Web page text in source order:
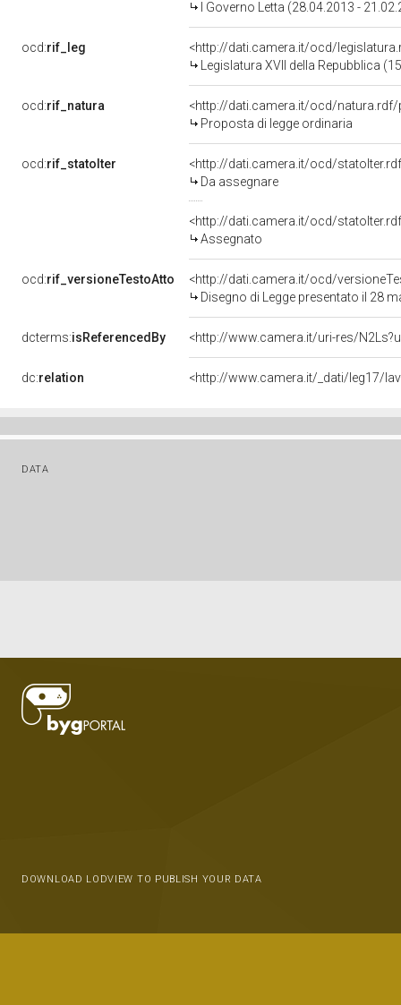
I Governo Letta (28.04.2013 -
ocd:rif_leg
<http://dati.camera.it/ocd/
Legislatura XVII della Repubblica
ocd:rif_natura
<http://dati.camera.it/ocd/natura.rdf/
Proposta di legge ordinaria
ocd:rif_statoIter
<http://dati.camera.it/ocd/
Da assegnare
<http://dati.camera.it/ocd/
Assegnato
ocd:rif_versioneTestoAtto
<http://dati.camera.it/ocd/
Disegno di Legge presentato il 28
dcterms:isReferencedBy <http://www.camera.it/uri-res/
dc:relation <http://www.camera.it/_dati/leg17/
DATA
DOWNLOAD LODVIEW TO PUBLISH YOUR DATA